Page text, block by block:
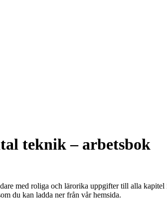
teknik – arbetsbok
med roliga och lärorika uppgifter till alla
du kan ladda ner från vår hemsida.